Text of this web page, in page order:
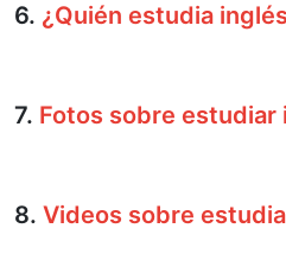
6. ¿Quién estudia
7. Fotos sobre estudiar
8. Videos sobre